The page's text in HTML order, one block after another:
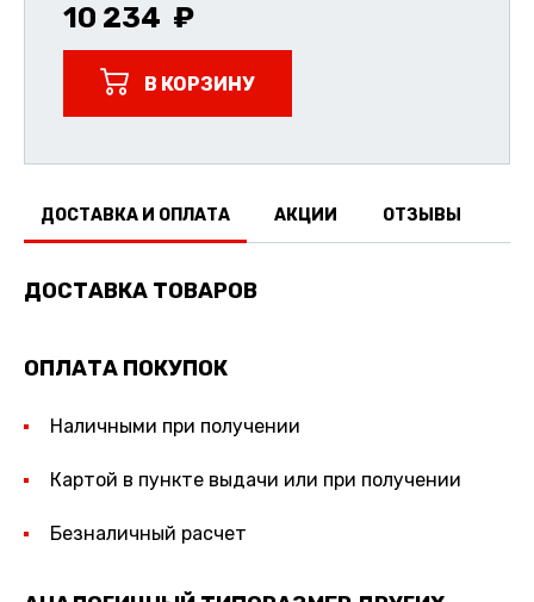
10 234
В КОРЗИНУ
ДОСТАВКА И ОПЛАТА АКЦИИ ОТЗЫВЫ
ДОСТАВКА ТОВАРОВ
ОПЛАТА ПОКУПОК
Наличными при получении
Картой в пункте выдачи или при получении
Безналичный расчет